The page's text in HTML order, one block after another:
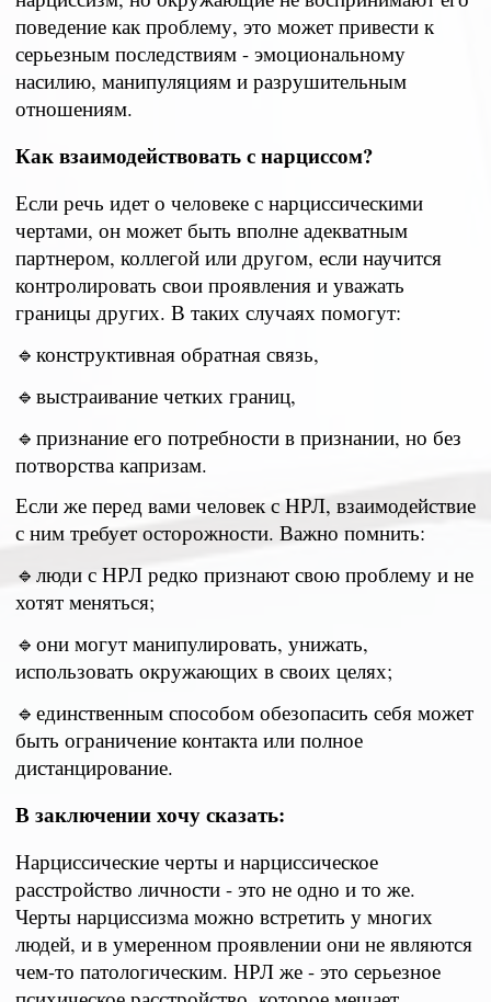
поведение как проблему, это может привести к
серьезным последствиям - эмоциональному
насилию, манипуляциям и разрушительным
отношениям.
Как взаимодействовать с нарциссом?
Если речь идет о человеке с нарциссическими
чертами, он может быть вполне адекватным
партнером, коллегой или другом, если научится
контролировать свои проявления и уважать
границы других. В таких случаях помогут:
🔹конструктивная обратная связь,
🔹выстраивание четких границ,
🔹признание его потребности в признании, но без
потворства капризам.
Если же перед вами человек с НРЛ, взаимодействие
с ним требует осторожности. Важно помнить:
🔹люди с НРЛ редко признают свою проблему и не
хотят меняться;
🔹они могут манипулировать, унижать,
использовать окружающих в своих целях;
🔹единственным способом обезопасить себя может
быть ограничение контакта или полное
дистанцирование.
В заключении хочу сказать:
Нарциссические черты и нарциссическое
расстройство личности - это не одно и то же.
Черты нарциссизма можно встретить у многих
людей, и в умеренном проявлении они не являются
чем-то патологическим. НРЛ же - это серьезное